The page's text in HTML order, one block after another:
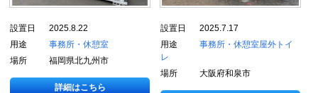
設置日
2025.8.22
用途
事務所・休憩室
場所
福岡県北九州市
詳細はこちら
設置日
2025.7.17
用途
事務所・休憩室屋外トイ
レ
場所
大阪府和泉市